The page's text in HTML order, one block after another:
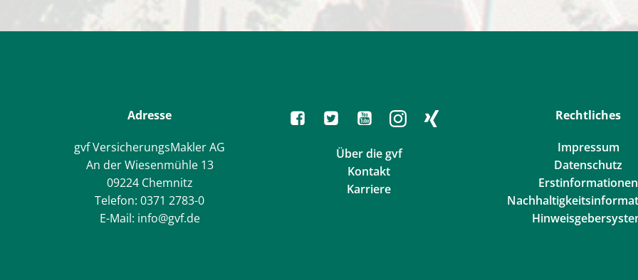
Adresse
gvf VersicherungsMakler AG
An der Wiesenmühle 13
09224 Chemnitz
Telefon: 0371 2783-0
E-Mail: info@gvf.de
Über die gvf
Kontakt
Karriere
Rechtliches
Impressum
Datenschutz
Erstinformationen